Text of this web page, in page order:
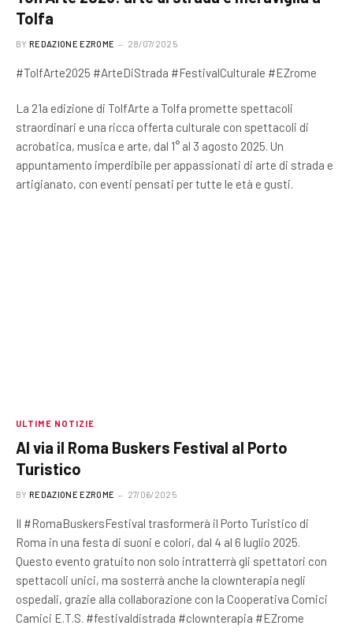
Tolfa
BY REDAZIONE EZROME 28/07/2025
#TolfArte2025 #ArteDiStrada #FestivalCulturale #EZrome
La 21a edizione di TolfArte a Tolfa promette spettacoli
straordinari e una ricca offerta culturale con spettacoli di
acrobatica, musica e arte, dal 1° al 3 agosto 2025. Un
appuntamento imperdibile per appassionati di arte di strada e
artigianato, con eventi pensati per tutte le età e gusti.
ULTIME NOTIZIE
Al via il Roma Buskers Festival al Porto
Turistico
BY REDAZIONE EZROME 27/06/2025
Il #RomaBuskersFestival trasformerà il Porto Turistico di
Roma in una festa di suoni e colori, dal 4 al 6 luglio 2025.
Questo evento gratuito non solo intratterrà gli spettatori con
spettacoli unici, ma sosterrà anche la clownterapia negli
ospedali, grazie alla collaborazione con la Cooperativa Comici
Camici E.T.S. #festivaldistrada #clownterapia #EZrome